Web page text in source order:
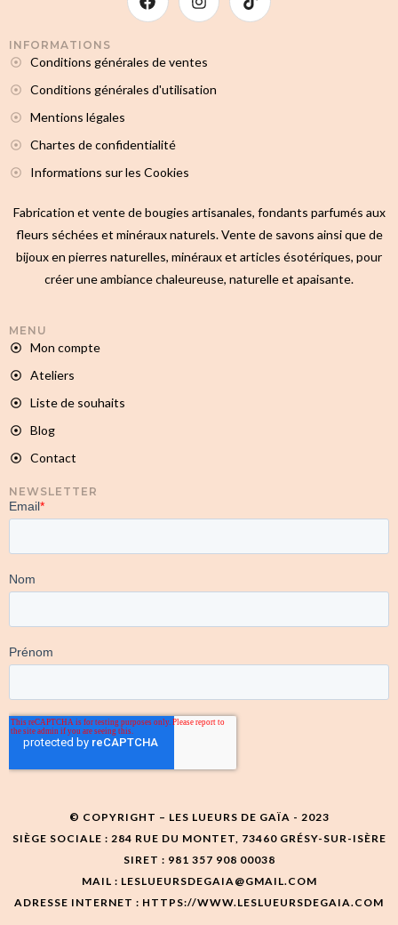
INFORMATIONS
Conditions générales de ventes
Conditions générales d'utilisation
Mentions légales
Chartes de confidentialité
Informations sur les Cookies
Fabrication et vente de bougies artisanales, fondants parfumés aux
fleurs séchées et minéraux naturels. Vente de savons ainsi que de
bijoux en pierres naturelles, minéraux et articles ésotériques, pour
créer une ambiance chaleureuse, naturelle et apaisante.
MENU
Mon compte
Ateliers
Liste de souhaits
Blog
Contact
NEWSLETTER
© COPYRIGHT – LES LUEURS DE GAÏA - 2023
SIÈGE SOCIALE : 284 RUE DU MONTET, 73460 GRÉSY-SUR-ISÈRE
SIRET : 981 357 908 00038
MAIL : LESLUEURSDEGAIA@GMAIL.COM
ADRESSE INTERNET : HTTPS://WWW.LESLUEURSDEGAIA.COM